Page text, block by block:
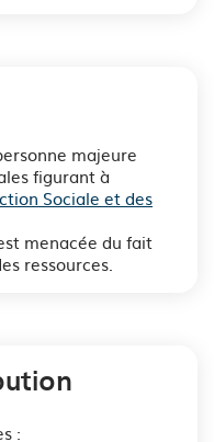
majeure
figurant à
Sociale et des
menacée du fait
ressources.
: